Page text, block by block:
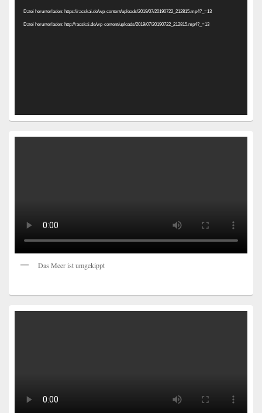
Datei herunterladen: https://racskai.de/wp-content/uploads/2019/07/20190722_212815.mp4?_=13
Datei herunterladen: http://racskai.de/wp-content/uploads/2019/07/20190722_212815.mp4?_=13
Das Meer ist umgekippt